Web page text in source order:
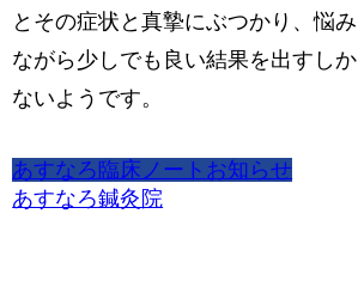
とその症状と真摯にぶつかり、悩み
ながら少しでも良い結果を出すしか
ないようです。
あすなろ臨床ノート お知らせ
あすなろ鍼灸院